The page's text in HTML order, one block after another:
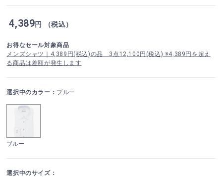
4,389円 （税込）
お得なセール対象商品
メンズシャツ｜4,389円(税込)の品 3点12,100円(税込) ※4,389円を超え
る商品は差額が発生します
選択中のカラー： ブルー
ブルー
選択中のサイズ：